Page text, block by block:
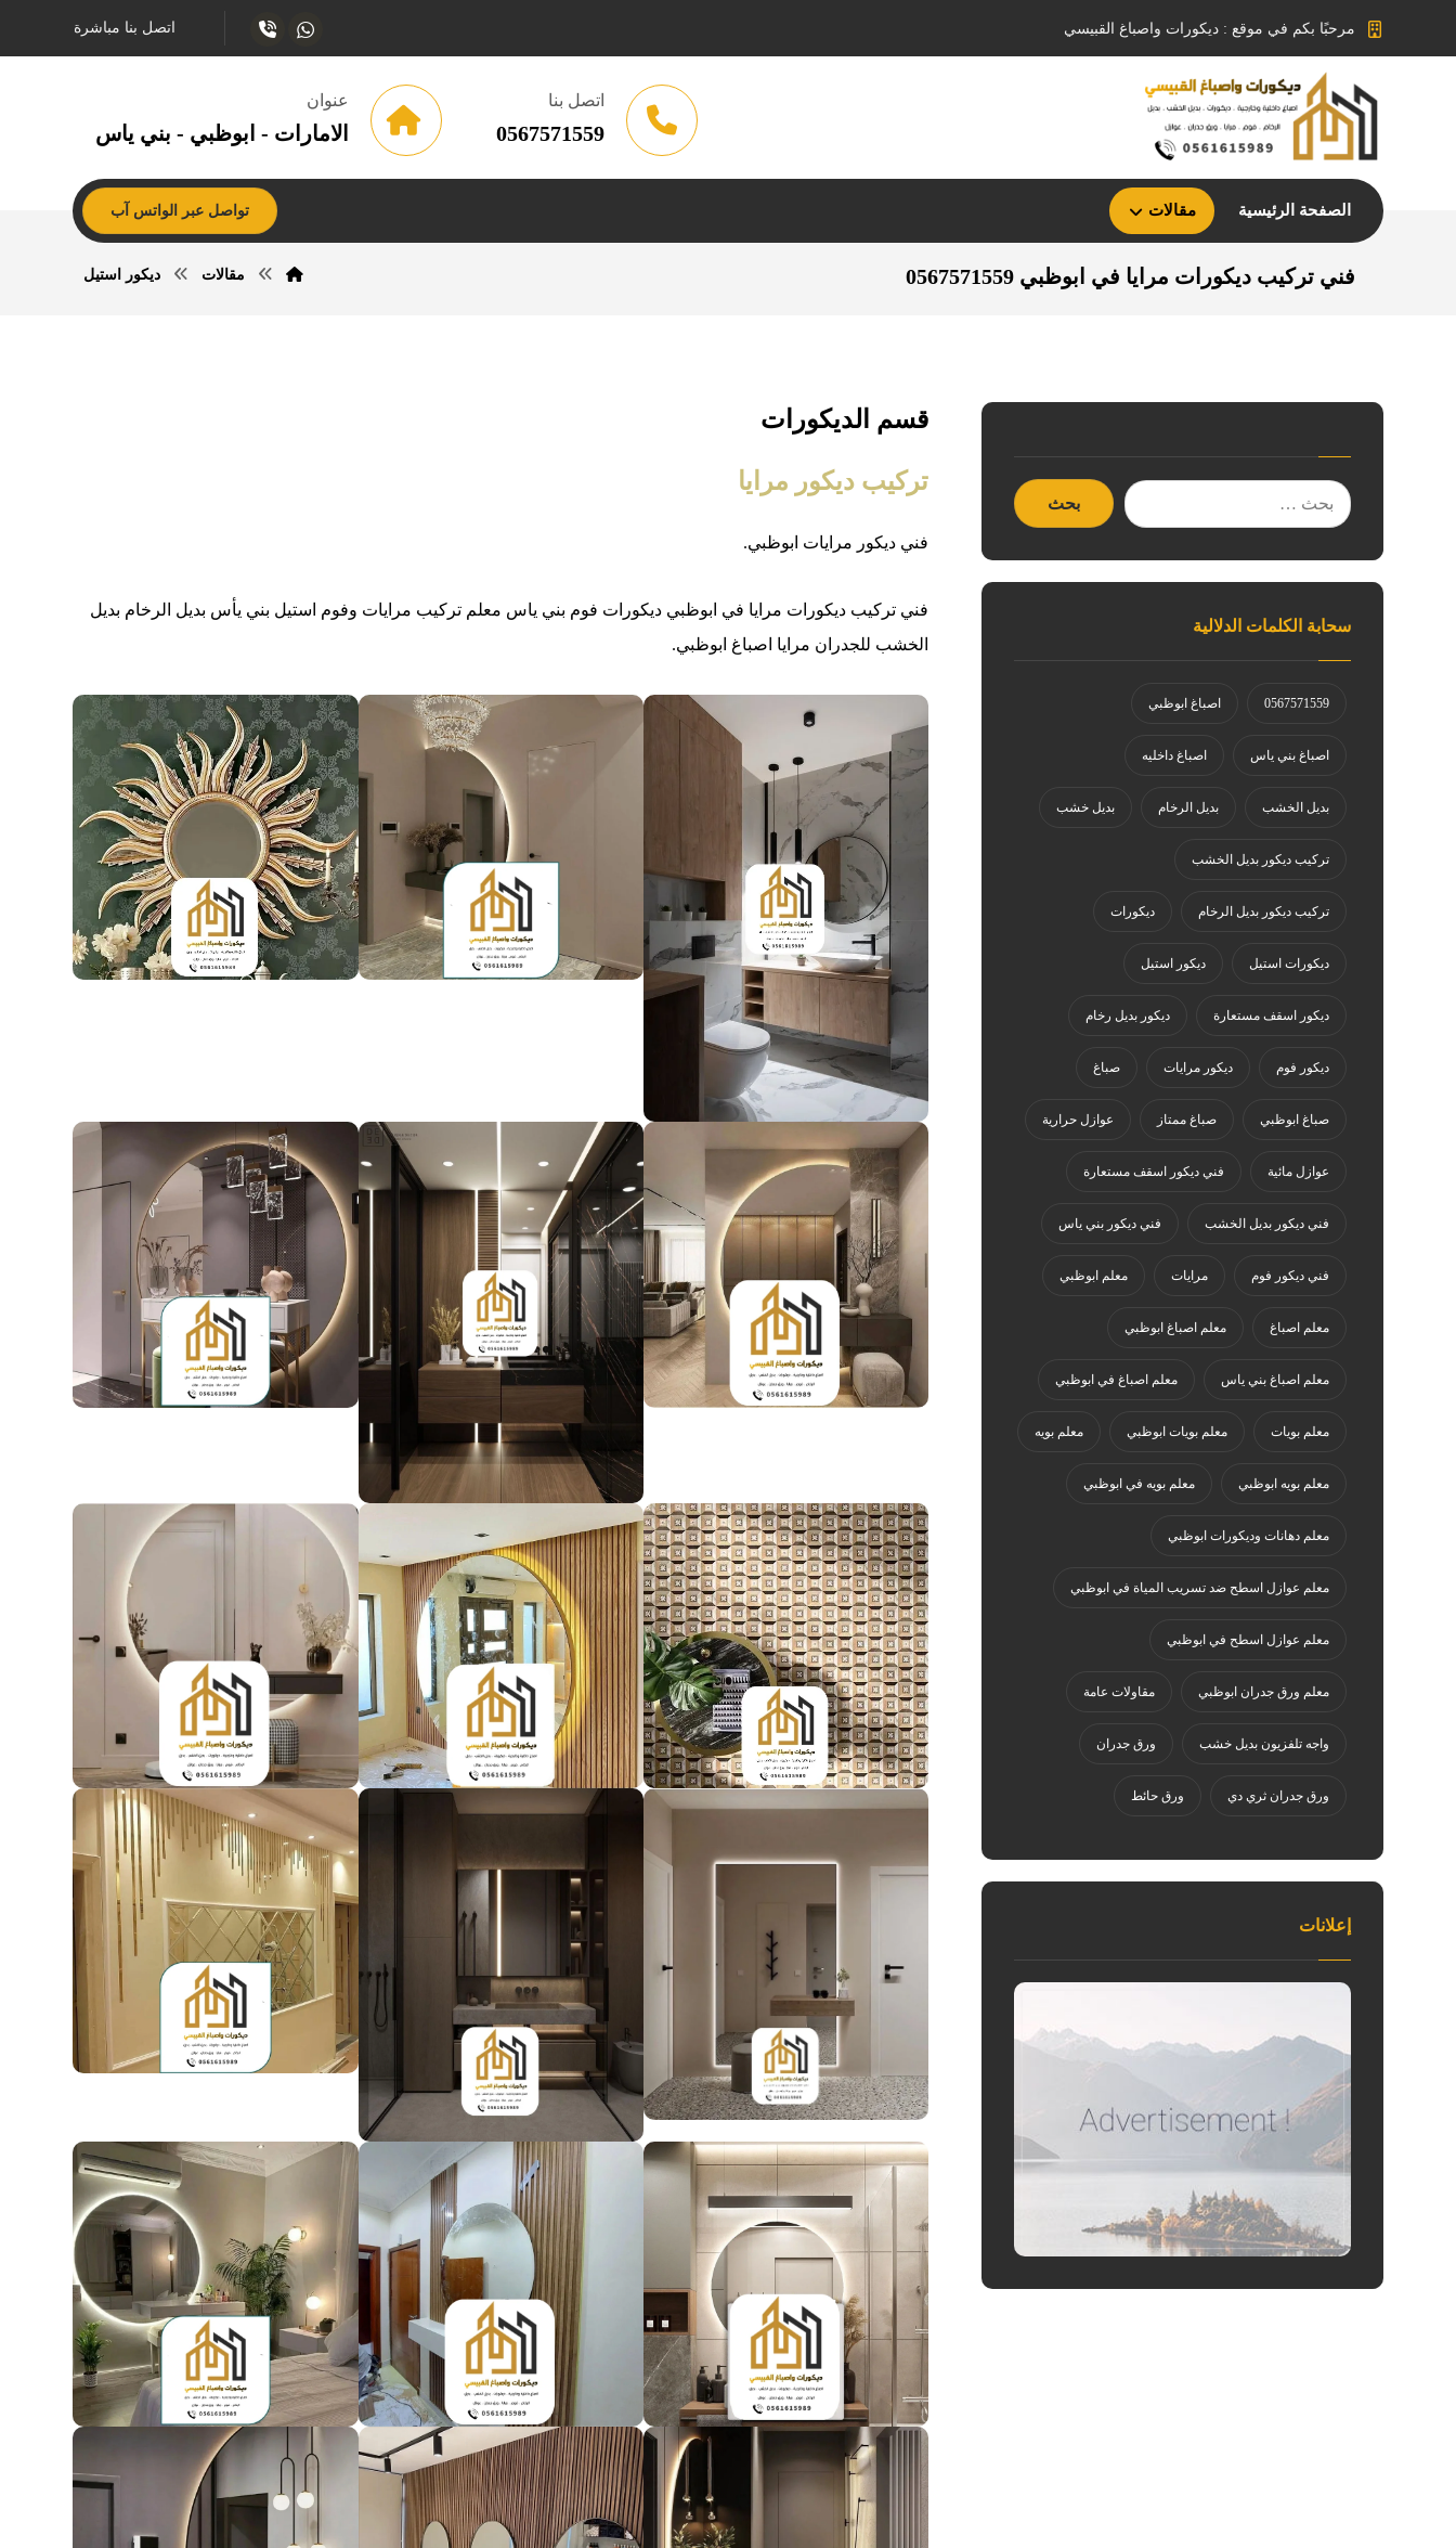
مرحبًا بكم في موقع : ديكورات واصباغ القبيسي اتصل بنا مباشرة
عنوان
الامارات - ابوظبي - بني ياس
اتصل بنا
0567571559
الصفحة الرئيسية مقالات تواصل عبر الواتس آب
فني تركيب ديكورات مرايا في ابوظبي 0567571559 مقالات ديكور استيل
قسم الديكورات
تركيب ديكور مرايا
فني ديكور مرايات ابوظبي.
فني تركيب ديكورات مرايا في ابوظبي ديكورات فوم بني ياس معلم تركيب مرايات وفوم استيل بني يأس بديل الرخام بديل
الخشب للجدران مرايا اصباغ ابوظبي.
سحابة الكلمات الدلالية
0567571559 اصباغ ابوظبي
اصباغ بني ياس اصباغ داخليه
بديل الخشب بديل الرخام بديل خشب
تركيب ديكور بديل الخشب
تركيب ديكور بديل الرخام ديكورات
ديكورات استيل ديكور استيل
ديكور اسقف مستعارة ديكور بديل رخام
ديكور فوم ديكور مرايات صباغ
صباغ ابوظبي صباغ ممتاز عوازل حرارية
عوازل مائية فني ديكور اسقف مستعارة
فني ديكور بديل الخشب فني ديكور بني ياس
فني ديكور فوم مرايات معلم ابوظبي
معلم اصباغ معلم اصباغ ابوظبي
معلم اصباغ بني ياس معلم اصباغ في ابوظبي
معلم بويات معلم بويات ابوظبي معلم بويه
معلم بويه ابوظبي معلم بويه في ابوظبي
معلم دهانات وديكورات ابوظبي
معلم عوازل اسطح ضد تسريب المياة في ابوظبي
معلم عوازل اسطح في ابوظبي
معلم ورق جدران ابوظبي مقاولات عامة
واجه تلفزيون بديل خشب ورق جدران
ورق جدران ثري دي ورق حائط
إعلانات